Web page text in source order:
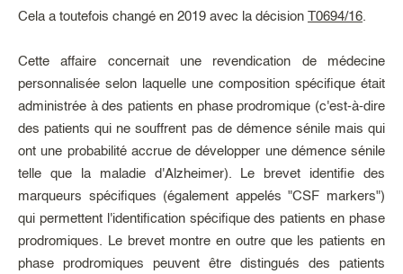
Cela a toutefois changé en 2019 avec la décision T0694/16.
Cette affaire concernait une revendication de médecine
personnalisée selon laquelle une composition spécifique était
administrée à des patients en phase prodromique (c'est-à-dire
des patients qui ne souffrent pas de démence sénile mais qui
ont une probabilité accrue de développer une démence sénile
telle que la maladie d'Alzheimer). Le brevet identifie des
marqueurs spécifiques (également appelés "CSF markers")
qui permettent l'identification spécifique des patients en phase
prodromiques. Le brevet montre en outre que les patients en
phase prodromiques peuvent être distingués des patients